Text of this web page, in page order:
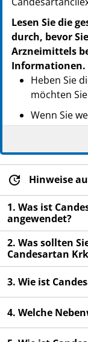
Lesen Sie die
durch, bevor
Arzneimittels
Informationen.
Heben Sie
möchten
Wenn Sie
an Ihren
Dieses
Es kann
diese die
Wenn Sie
sich an
für
Hinweise
1. Was ist
angewendet?
2. Was sollten
Candesartan
3. Wie ist
4. Welche